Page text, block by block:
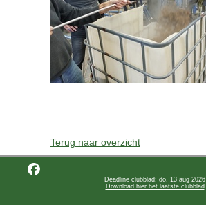
Terug naar overzicht
Deadline clubblad: do. 13 aug 2026
Download hier het laatste clubblad